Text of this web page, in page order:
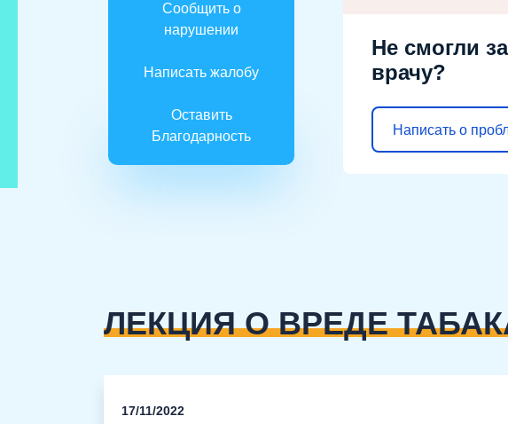
Сообщить о
нарушении
Написать жалобу
Оставить
Благодарность
Не смогли
врачу?
Написать о
ЛЕКЦИЯ О ВРЕДЕ
17/11/2022